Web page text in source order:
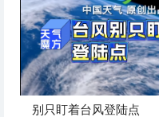
别只盯着台风登陆点